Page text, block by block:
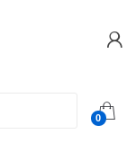
0